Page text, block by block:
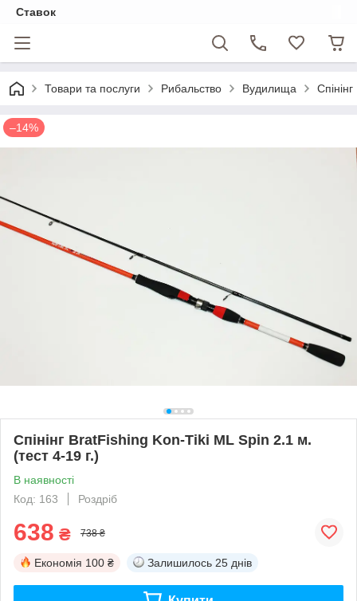
Ставок
Товари та послуги Рибальство Вудилища
–14%
Спінінг BratFishing Kon-Tiki ML Spin 2.1 м.
(тест 4-19 г.)
В наявності
Код: 163
Роздріб
638 ₴ 738 ₴
Економія 100 ₴ Залишилось 25 днів